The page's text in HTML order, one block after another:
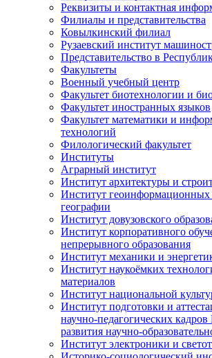
Реквизиты и контактная
Филиалы и представительства
Ковылкинский филиал
Рузаевский институт
Представительство в
Факультеты
Военный учебный центр
Факультет биотехнологии и
Факультет иностранных языков
Факультет математики и
технологий
Филологический факультет
Институты
Аграрный институт
Институт архитектуры и
Институт геоинформационных
географии
Институт довузовского
Институт корпоративного
непрерывного образования
Институт механики и
Институт наукоёмких
материалов
Институт национальной
Институт подготовки и
научно-педагогических
развития научно-
Институт электроники и